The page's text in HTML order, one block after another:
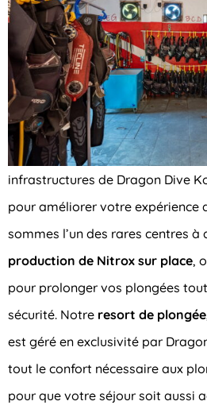
infrastructures de Dragon Dive
pour améliorer votre expérience
sommes l’un des rares centres à
production de Nitrox sur place,
pour prolonger vos plongées
sécurité. Notre resort de plongée
est géré en exclusivité par
tout le confort nécessaire aux
pour que votre séjour soit aussi